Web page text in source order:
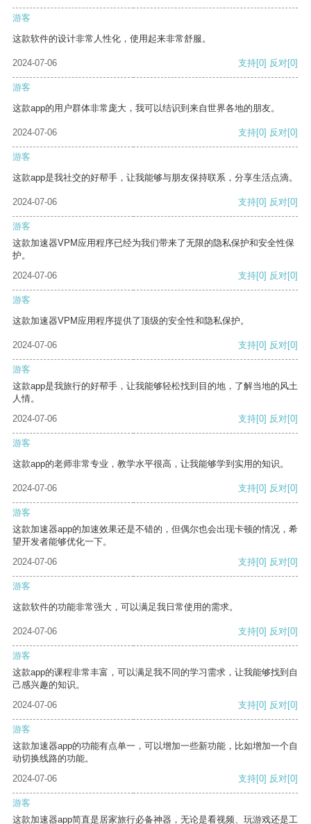
游客
这款软件的设计非常人性化，使用起来非常舒服。
2024-07-06 支持[0] 反对[0]
游客
这款app的用户群体非常庞大，我可以结识到来自世界各地的朋友。
2024-07-06 支持[0] 反对[0]
游客
这款app是我社交的好帮手，让我能够与朋友保持联系，分享生活点滴。
2024-07-06 支持[0] 反对[0]
游客
这款加速器VPM应用程序已经为我们带来了无限的隐私保护和安全性保
护。
2024-07-06
支持[0] 反对[0]
游客
这款加速器VPM应用程序提供了顶级的安全性和隐私保护。
2024-07-06 支持[0] 反对[0]
游客
这款app是我旅行的好帮手，让我能够轻松找到目的地，了解当地的风土
人情。
2024-07-06
支持[0] 反对[0]
游客
这款app的老师非常专业，教学水平很高，让我能够学到实用的知识。
2024-07-06 支持[0] 反对[0]
游客
这款加速器app的加速效果还是不错的，但偶尔也会出现卡顿的情况，希
望开发者能够优化一下。
2024-07-06
支持[0] 反对[0]
游客
这款软件的功能非常强大，可以满足我日常使用的需求。
2024-07-06 支持[0] 反对[0]
游客
这款app的课程非常丰富，可以满足我不同的学习需求，让我能够找到自
己感兴趣的知识。
2024-07-06
支持[0] 反对[0]
游客
这款加速器app的功能有点单一，可以增加一些新功能，比如增加一个自
动切换线路的功能。
2024-07-06
支持[0] 反对[0]
游客
这款加速器app简直是居家旅行必备神器，无论是看视频、玩游戏还是工